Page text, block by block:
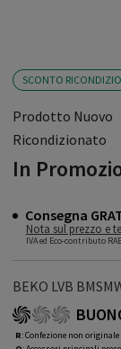
SCONTO
Prodotto Nuovo
Ricondizionato
In
Consegna
Nota sul prezzo e
IVA ed Eco-contributo
BEKO LVB
R: Confezione non